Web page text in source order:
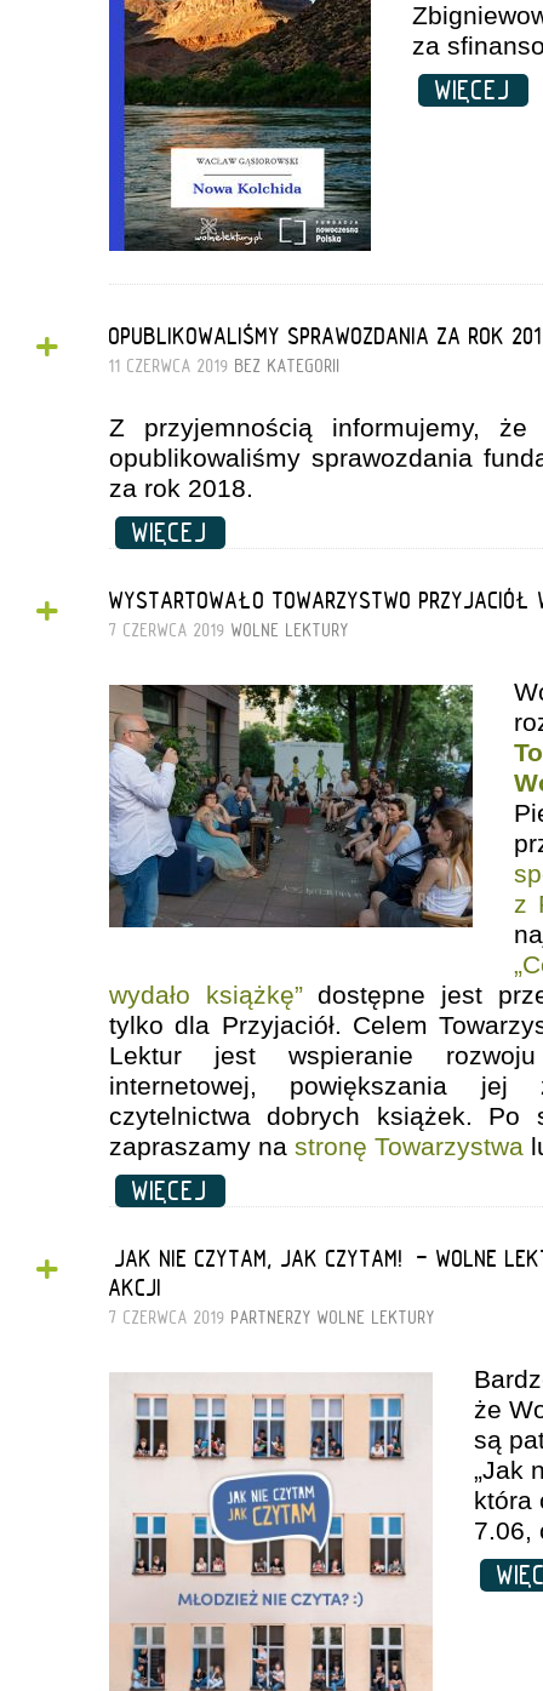
za
WIĘCEJ
+ OPUBLIKOWALIŚMY SPRAWOZDANIA ZA ROK
11 CZERWCA 2019 BEZ KATEGORII
Z przyjemnością informujemy,
opublikowaliśmy sprawozdania
za rok 2018.
WIĘCEJ
+ WYSTARTOWAŁO TOWARZYSTWO PRZYJACIÓŁ
7 CZERWCA 2019 WOLNE LEKTURY
z
„
wydało książkę”dostępne jest
tylko dla Przyjaciół. Celem
Lektur jest wspieranie rozwoju
internetowej, powiększania
czytelnictwa dobrych książek. Po
zapraszamy na stronę Towarzystwa
WIĘCEJ
+
„JAK NIE CZYTAM, JAK CZYTAM!” - WOLNE
AKCJI
7 CZERWCA 2019 PARTNERZY WOLNE LEKTURY
że
są
„Jak
która
7.06,